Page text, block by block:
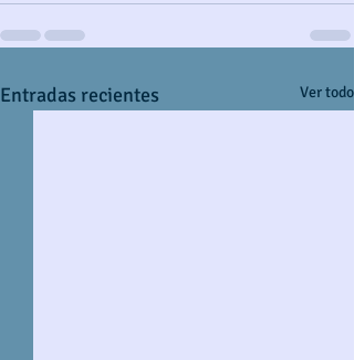
Entradas recientes Ver todo